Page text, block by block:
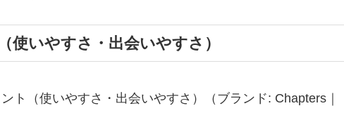
使いやすさ・出会いやすさ）
ト（使いやすさ・出会いやすさ）（ブランド: Chapters｜